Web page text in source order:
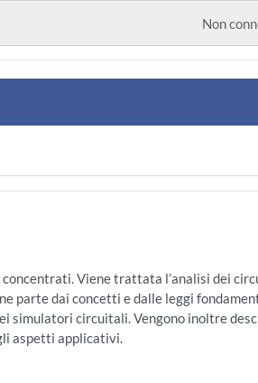
Non
Viene trattata l’analisi dei
parte dai concetti e dalle leggi
simulatori circuitali. Vengono inoltre
aspetti applicativi.